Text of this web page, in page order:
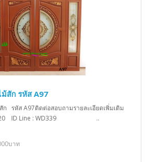
สัก รหัส A97
ก รหัส A97ติดต่อสอบถามรายละเอียดเพิ่มเติม
ID Line : WD339 ..
บาท